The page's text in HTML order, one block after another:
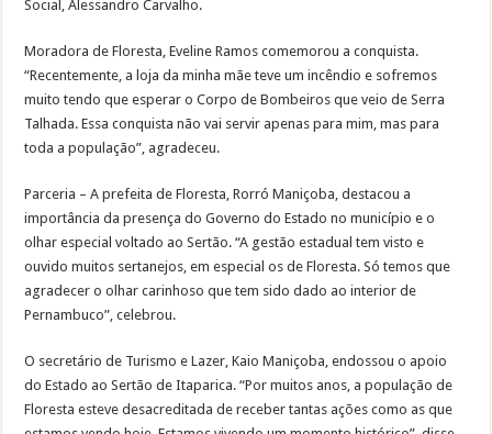
Social, Alessandro Carvalho.
Moradora de Floresta, Eveline Ramos comemorou a conquista.
“Recentemente, a loja da minha mãe teve um incêndio e sofremos
muito tendo que esperar o Corpo de Bombeiros que veio de Serra
Talhada. Essa conquista não vai servir apenas para mim, mas para
toda a população”, agradeceu.
Parceria – A prefeita de Floresta, Rorró Maniçoba, destacou a
importância da presença do Governo do Estado no município e o
olhar especial voltado ao Sertão. “A gestão estadual tem visto e
ouvido muitos sertanejos, em especial os de Floresta. Só temos que
agradecer o olhar carinhoso que tem sido dado ao interior de
Pernambuco”, celebrou.
O secretário de Turismo e Lazer, Kaio Maniçoba, endossou o apoio
do Estado ao Sertão de Itaparica. “Por muitos anos, a população de
Floresta esteve desacreditada de receber tantas ações como as que